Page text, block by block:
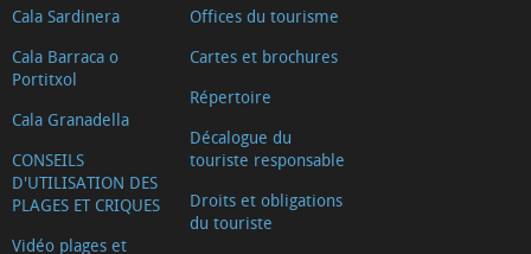
Séquia
de
la
Nòria
Mirador
Ambolo
Séquia
Cala Sardinera
Cala Barraca o
Portitxol
Cala Granadella
CONSEILS
D'UTILISATION DES
PLAGES ET CRIQUES
Vidéo plages et
Offices du tourisme
Cartes et brochures
Répertoire
Décalogue du
touriste responsable
Droits et obligations
du touriste